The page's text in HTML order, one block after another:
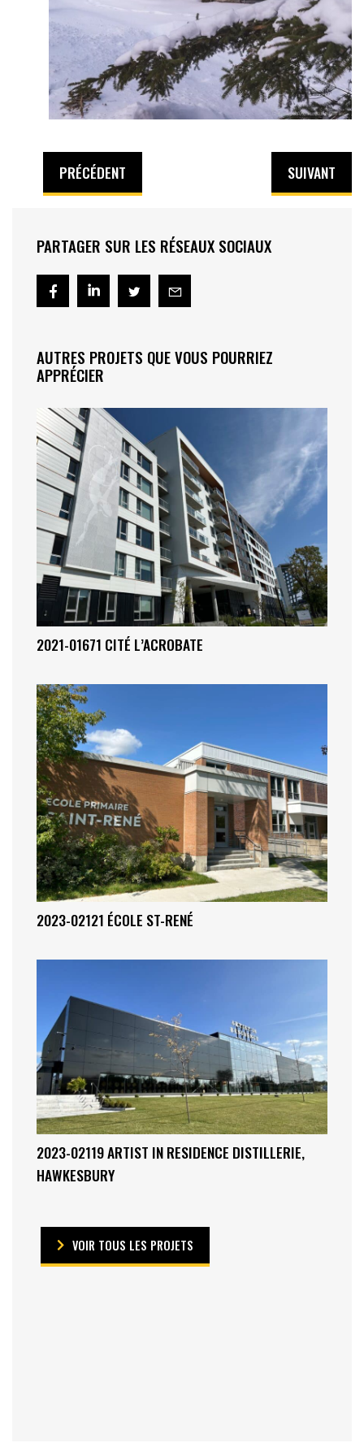
PARTAGER SUR LES RÉSEAUX SOCIAUX
AUTRES PROJETS QUE VOUS POURRIEZ
APPRÉCIER
2021-01671 CITÉ L’ACROBATE
2023-02121 ÉCOLE ST-RENÉ
2023-02119 ARTIST IN RESIDENCE DISTILLERIE,
HAWKESBURY
VOIR TOUS LES PROJETS
PRÉCÉDENT SUIVANT